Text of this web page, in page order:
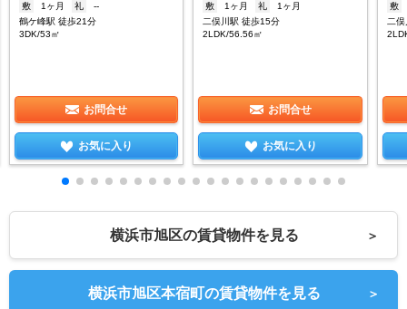
敷
1ヶ月 礼
--
鶴ケ峰駅 徒歩21分
3DK/53㎡
お問合せ
お気に入り
敷
1ヶ月 礼
1ヶ月
二俣川駅 徒歩15分
2LDK/56.56㎡
お問合せ
お気に入り
敷
二
横浜市旭区の賃貸物件を見る ＞
横浜市旭区本宿町の賃貸物件を見る ＞